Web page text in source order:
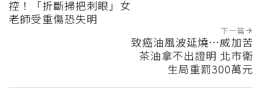
控！「折斷掃把刺眼」女
老師受重傷恐失明
下一篇
致癌油風波延燒…威加苦
茶油拿不出證明 北市衛
生局重罰300萬元